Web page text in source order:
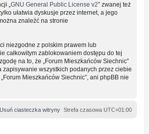
„ GNU General Public License v2” zwanej też
ułatwia dyskusje przez internet, a jego
znaleźć na stronie
niezgodne z polskim prawem lub
całkowitym zablokowaniem dostępu do tej
na to, że „Forum Mieszkańców Siechnic”
wszystkich podanych przez ciebie
Mieszkańców Siechnic”, ani phpBB nie
Strefa czasowa UTC+01:00
Usuń ciasteczka witryny